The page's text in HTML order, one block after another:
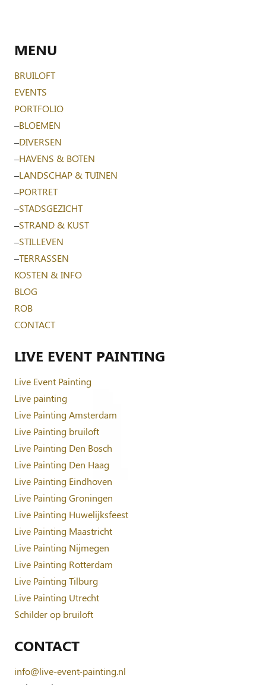
MENU
BRUILOFT
EVENTS
PORTFOLIO
–BLOEMEN
–DIVERSEN
–HAVENS & BOTEN
–LANDSCHAP & TUINEN
–PORTRET
–STADSGEZICHT
–STRAND & KUST
–STILLEVEN
–TERRASSEN
KOSTEN & INFO
BLOG
ROB
CONTACT
LIVE EVENT PAINTING
Live Event Painting
Live painting
Live Painting Amsterdam
Live Painting bruiloft
Live Painting Den Bosch
Live Painting Den Haag
Live Painting Eindhoven
Live Painting Groningen
Live Painting Huwelijksfeest
Live Painting Maastricht
Live Painting Nijmegen
Live Painting Rotterdam
Live Painting Tilburg
Live Painting Utrecht
Schilder op bruiloft
CONTACT
info@live-event-painting.nl